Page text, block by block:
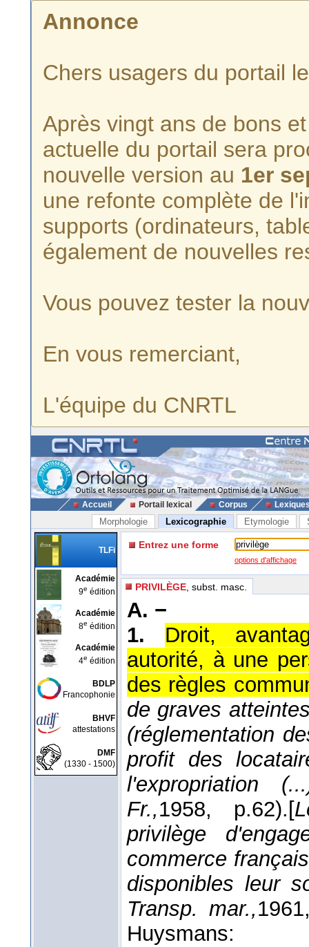
Annonce
Chers usagers du portail
Après vingt ans de bons
actuelle du portail sera
nouvelle version au 1er
une refonte complète de
supports (ordinateurs,
également de nouvelles
Vous pouvez tester la
En vous remerciant,
L'équipe du CNRTL
Accueil Portail lexical Corpus
Morphologie Lexicographie Etymologie
TLFi
Académie
9e édition
Académie
8e édition
Académie
4e édition
BDLP
Francophonie
BHVF
attestations
DMF
(1330 - 1500)
Entrez une forme
options d'affichage
PRIVILÈGE , subst. masc.
A. −
1.
Droit,
autorité, à une
des règles
de graves
(réglementation
profit des
l'expropriation
Fr.,1958, p.62). [
privilège
commerce
disponibles leur
Transp. mar.,1961
Huysmans: